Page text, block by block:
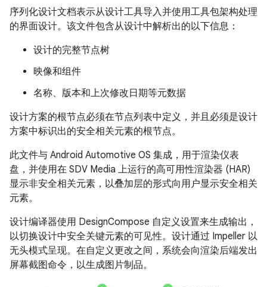
序列化设计文档表示从设计工具导入并使用工具包架构处理
的界面设计。该文件包含从设计中解析出的以下信息：
设计的完整节点树
映像和组件
名称、版本和上次修改日期等元数据
设计方案的根节点必须在节点列表中定义，并且必须是设计
方案中标识出的安全相关元素的根节点。
此文件与 Android Automotive OS 集成，用于渲染仪表
盘，并使用在 SDV Media 上运行的高可用性渲染器 (HAR)
显示非安全相关元素，以叠加层的形式向用户显示安全相关
元素。
设计编译器使用 DesignCompose 自定义设置来生成输出，
以切换设计中安全关键元素的可见性。设计通过 Impeller 以
无头模式呈现。在自定义更改之间，系统会向渲染后端发出
屏幕截图命令，以生成图片制品。